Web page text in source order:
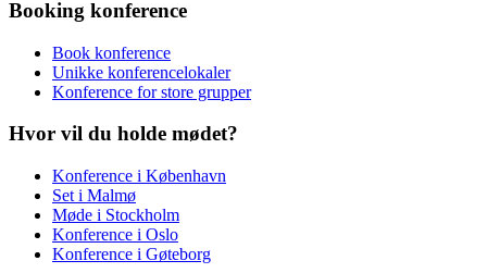
Booking konference
Book konference
Unikke konferencelokaler
Konference for store grupper
Hvor vil du holde mødet?
Konference i København
Set i Malmø
Møde i Stockholm
Konference i Oslo
Konference i Gøteborg